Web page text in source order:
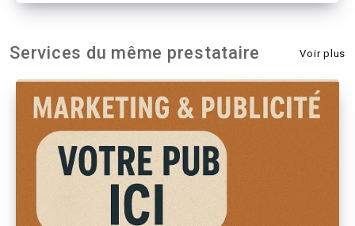
Services du même prestataire Voir plus